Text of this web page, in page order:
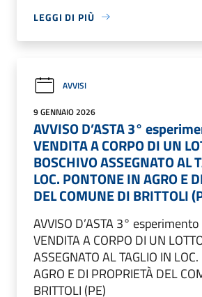
LEGGI DI PIÙ
AVVISI
9 GENNAIO 2026
AVVISO D’ASTA 3°
VENDITA A CORPO DI UN
BOSCHIVO ASSEGNATO AL
LOC. PONTONE IN AGRO E
DEL COMUNE DI BRITTOLI
AVVISO D’ASTA 3°
VENDITA A CORPO DI UN
ASSEGNATO AL TAGLIO IN
AGRO E DI PROPRIETÀ DEL
BRITTOLI (PE)